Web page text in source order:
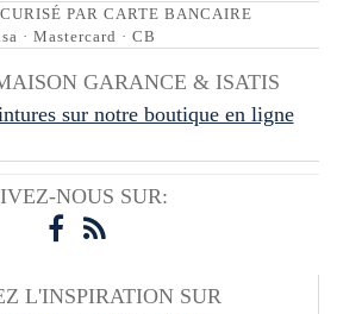
PAR CARTE BANCAIRE
· Mastercard · CB
GARANCE & ISATIS
sur notre boutique en ligne
NOUS SUR:
L'INSPIRATION SUR